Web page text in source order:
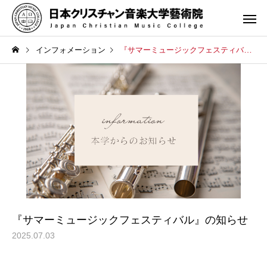
指揮科 作曲科
インフォメーション 『サマーミュージックフェスティバル』の知らせ
『サマーミュージックフェスティバル』の知らせ
2025.07.03